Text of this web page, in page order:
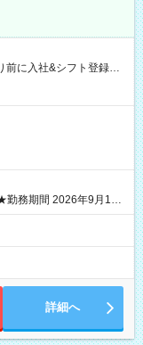
前に入社&シフト登録す
給1万1500円でしっか
勤務期間 2026年9月16
フル勤務できる方優遇
から勤務スタートも可
詳細へ